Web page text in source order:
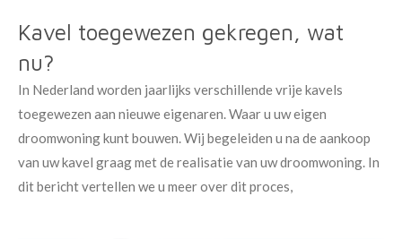
Kavel toegewezen gekregen, wat
nu?
In Nederland worden jaarlijks verschillende vrije kavels
toegewezen aan nieuwe eigenaren. Waar u uw eigen
droomwoning kunt bouwen. Wij begeleiden u na de aankoop
van uw kavel graag met de realisatie van uw droomwoning. In
dit bericht vertellen we u meer over dit proces,